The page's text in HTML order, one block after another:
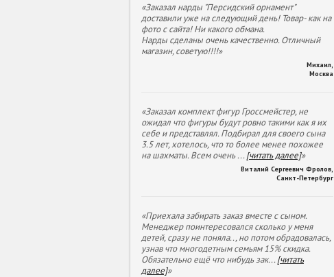
«Заказал нарды "Персидский орнамент"
доставили уже на следующий день! Товар- как на
фото с сайта! Ни какого обмана.
Нарды сделаны очень качественно. Отличный
магазин, советую!!!!»
Михаил
Москва
«Заказал комплект фигур Гроссмейстер, не
ожидал что фигуры будут ровно такими как я их
себе и представлял. Подбирал для своего сына
3.5 лет, хотелось, что то более менее похожее
на шахматы. Всем очень...[читать далее]»
Виталий Сергеевич Фролов
Санкт-Петербург
«Приехала забирать заказ вместе с сыном.
Менеджер поинтересовался сколько у меня
детей, сразу не поняла.., но потом обрадовалась,
узнав что многодетным семьям 15% скидка.
Обязательно ещё что нибудь зак...[читать
далее]»